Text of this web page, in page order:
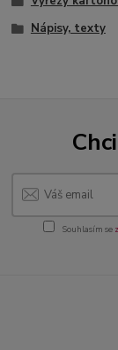
Nápisy, texty
Souhlasím se